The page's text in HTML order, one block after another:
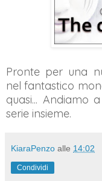
Pronte per una
nel fantastico
quasi... Andiamo
serie insieme.
KiaraPenzo alle 14:02
Condividi